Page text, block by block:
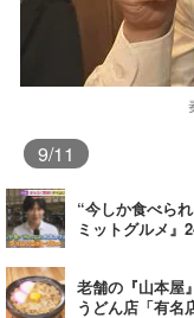
9/11
“今しか食べら
ミットグルメ』
老舗の『山本屋
うどん店「有名